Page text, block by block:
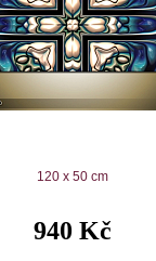
120 x 50 cm
940 Kč